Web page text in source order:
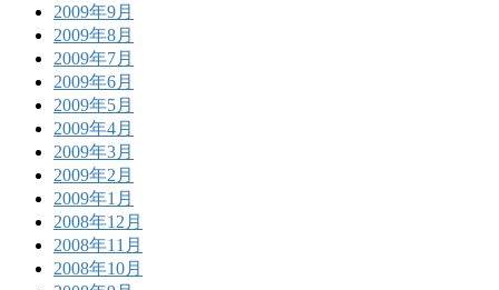
2009年9月
2009年8月
2009年7月
2009年6月
2009年5月
2009年4月
2009年3月
2009年2月
2009年1月
2008年12月
2008年11月
2008年10月